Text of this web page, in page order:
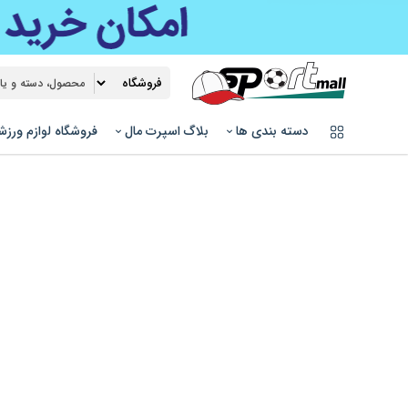
دسته بندی ها بلاگ اسپرت مال فروشگاه لوازم